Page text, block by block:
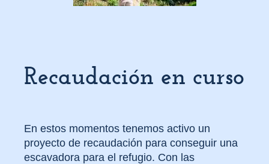
Recaudación en curso
En estos momentos tenemos activo un
proyecto de recaudación para conseguir una
escavadora para el refugio. Con las